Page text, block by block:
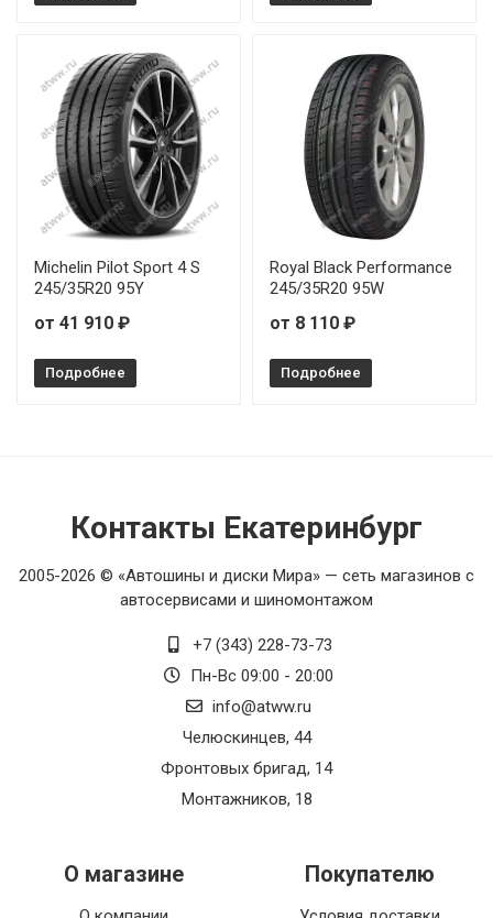
Michelin Pilot Sport 4 S
245/35R20 95Y
от 41 910 ₽
Подробнее
Royal Black Performance
245/35R20 95W
от 8 110 ₽
Подробнее
Контакты Екатеринбург
2005-2026 © «Автошины и диски Мира» — сеть магазинов с
автосервисами и шиномонтажом
+7 (343) 228-73-73
Пн-Вс 09:00 - 20:00
info@atww.ru
Челюскинцев, 44
Фронтовых бригад, 14
Монтажников, 18
О магазине Покупателю